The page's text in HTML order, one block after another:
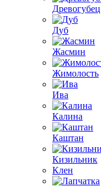
Древогубец
Дуб
Жасмин
Жимолость
Ива
Калина
Каштан
Кизильник
Клен